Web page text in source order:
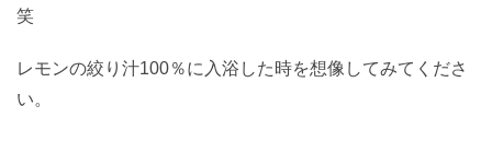
笑
レモンの絞り汁100％に入浴した時を想像してみてくださ
い。